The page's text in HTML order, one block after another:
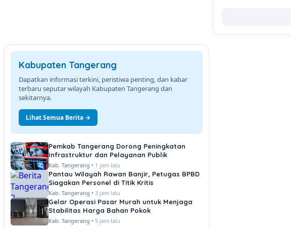
Kabupaten Tangerang
Dapatkan informasi terkini, peristiwa penting, dan kabar
terbaru seputar wilayah Kabupaten Tangerang dan
sekitarnya.
Lihat Semua Berita →
Pemkab Tangerang Dorong Peningkatan
Infrastruktur dan Pelayanan Publik
Kab. Tangerang • 1 jam lalu
Pantau Wilayah Rawan Banjir, Petugas BPBD
Siagakan Personel di Titik Kritis
Kab. Tangerang • 3 jam lalu
Gelar Operasi Pasar Murah untuk Menjaga
Stabilitas Harga Bahan Pokok
Kab. Tangerang • 5 jam lalu